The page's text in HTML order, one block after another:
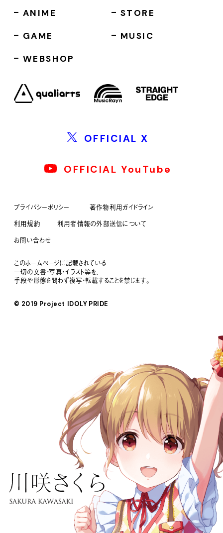
ANIME
GAME
WEBSHOP
STORE
MUSIC
OFFICIAL X
OFFICIAL YouTube
プライバシーポリシー
著作物利用ガイドライン
利用規約
利用者情報の外部送信について
お問い合わせ
このホームページに記載されている
一切の文書・写真・イラスト等を、
手段や形態を問わず複写・転載することを禁じます。
© 2019 Project IDOLY PRIDE